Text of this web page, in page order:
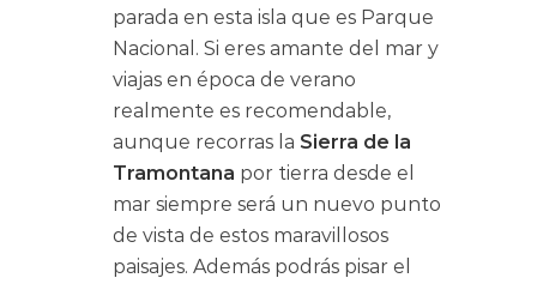
parada en esta isla que es Parque
Nacional. Si eres amante del mar y
viajas en época de verano
realmente es recomendable,
aunque recorras la Sierra de la
Tramontana por tierra desde el
mar siempre será un nuevo punto
de vista de estos maravillosos
paisajes. Además podrás pisar el